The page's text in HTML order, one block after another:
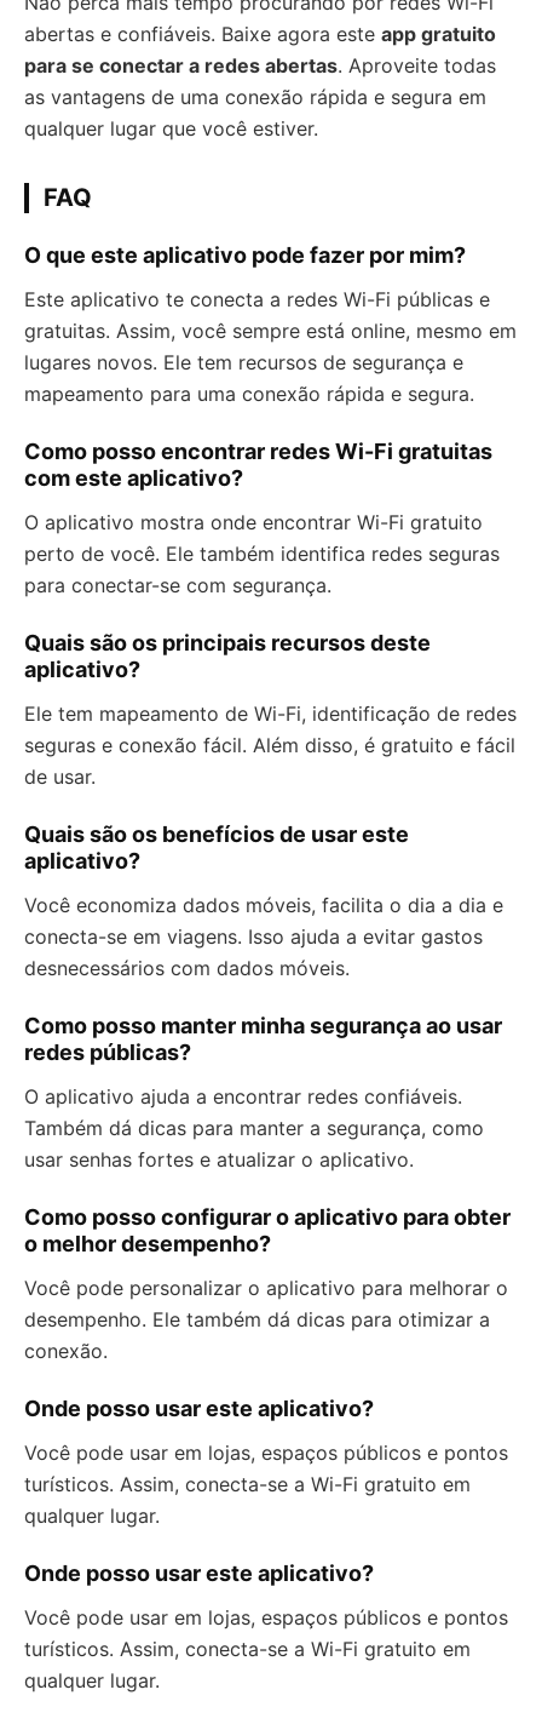
abertas e confiáveis. Baixe agora este app gratuito
para se conectar a redes abertas. Aproveite todas
as vantagens de uma conexão rápida e segura em
qualquer lugar que você estiver.
FAQ
O que este aplicativo pode fazer por mim?
Este aplicativo te conecta a redes Wi-Fi públicas e
gratuitas. Assim, você sempre está online, mesmo em
lugares novos. Ele tem recursos de segurança e
mapeamento para uma conexão rápida e segura.
Como posso encontrar redes Wi-Fi gratuitas
com este aplicativo?
O aplicativo mostra onde encontrar Wi-Fi gratuito
perto de você. Ele também identifica redes seguras
para conectar-se com segurança.
Quais são os principais recursos deste
aplicativo?
Ele tem mapeamento de Wi-Fi, identificação de redes
seguras e conexão fácil. Além disso, é gratuito e fácil
de usar.
Quais são os benefícios de usar este
aplicativo?
Você economiza dados móveis, facilita o dia a dia e
conecta-se em viagens. Isso ajuda a evitar gastos
desnecessários com dados móveis.
Como posso manter minha segurança ao usar
redes públicas?
O aplicativo ajuda a encontrar redes confiáveis.
Também dá dicas para manter a segurança, como
usar senhas fortes e atualizar o aplicativo.
Como posso configurar o aplicativo para obter
o melhor desempenho?
Você pode personalizar o aplicativo para melhorar o
desempenho. Ele também dá dicas para otimizar a
conexão.
Onde posso usar este aplicativo?
Você pode usar em lojas, espaços públicos e pontos
turísticos. Assim, conecta-se a Wi-Fi gratuito em
qualquer lugar.
Onde posso usar este aplicativo?
Você pode usar em lojas, espaços públicos e pontos
turísticos. Assim, conecta-se a Wi-Fi gratuito em
qualquer lugar.